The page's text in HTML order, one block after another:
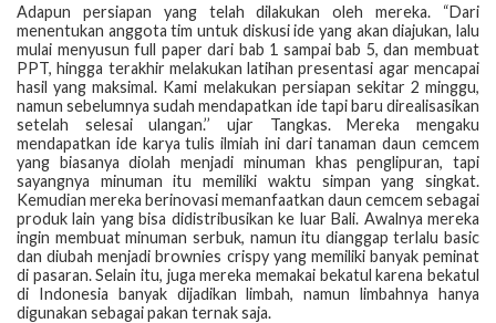
Adapun persiapan yang telah dilakukan oleh mereka. “Dari
menentukan anggota tim untuk diskusi ide yang akan diajukan, lalu
mulai menyusun full paper dari bab 1 sampai bab 5, dan membuat
PPT, hingga terakhir melakukan latihan presentasi agar mencapai
hasil yang maksimal. Kami melakukan persiapan sekitar 2 minggu,
namun sebelumnya sudah mendapatkan ide tapi baru direalisasikan
setelah selesai ulangan.’’ ujar Tangkas. Mereka mengaku
mendapatkan ide karya tulis ilmiah ini dari tanaman daun cemcem
yang biasanya diolah menjadi minuman khas penglipuran, tapi
sayangnya minuman itu memiliki waktu simpan yang singkat.
Kemudian mereka berinovasi memanfaatkan daun cemcem sebagai
produk lain yang bisa didistribusikan ke luar Bali. Awalnya mereka
ingin membuat minuman serbuk, namun itu dianggap terlalu basic
dan diubah menjadi brownies crispy yang memiliki banyak peminat
di pasaran. Selain itu, juga mereka memakai bekatul karena bekatul
di Indonesia banyak dijadikan limbah, namun limbahnya hanya
digunakan sebagai pakan ternak saja.